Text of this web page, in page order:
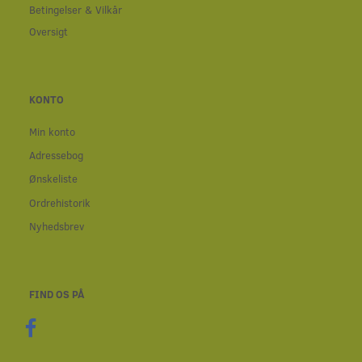
Betingelser & Vilkår
Oversigt
KONTO
Min konto
Adressebog
Ønskeliste
Ordrehistorik
Nyhedsbrev
FIND OS PÅ